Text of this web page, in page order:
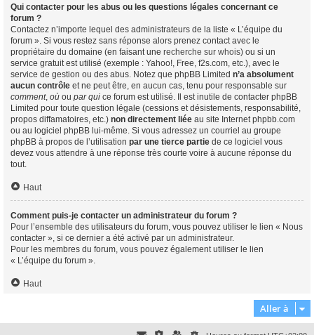
Qui contacter pour les abus ou les questions légales concernant ce
forum ?
Contactez n’importe lequel des administrateurs de la liste « L’équipe du
forum ». Si vous restez sans réponse alors prenez contact avec le
propriétaire du domaine (en faisant une recherche sur whois) ou si un
service gratuit est utilisé (exemple : Yahoo!, Free, f2s.com, etc.), avec le
service de gestion ou des abus. Notez que phpBB Limited n’a absolument
aucun contrôle et ne peut être, en aucun cas, tenu pour responsable sur
comment, où ou par qui ce forum est utilisé. Il est inutile de contacter phpBB
Limited pour toute question légale (cessions et désistements, responsabilité,
propos diffamatoires, etc.) non directement liée au site Internet phpbb.com
ou au logiciel phpBB lui-même. Si vous adressez un courriel au groupe
phpBB à propos de l’utilisation par une tierce partie de ce logiciel vous
devez vous attendre à une réponse très courte voire à aucune réponse du
tout.
Haut
Comment puis-je contacter un administrateur du forum ?
Pour l’ensemble des utilisateurs du forum, vous pouvez utiliser le lien « Nous
contacter », si ce dernier a été activé par un administrateur.
Pour les membres du forum, vous pouvez également utiliser le lien
« L’équipe du forum ».
Haut
Aller à